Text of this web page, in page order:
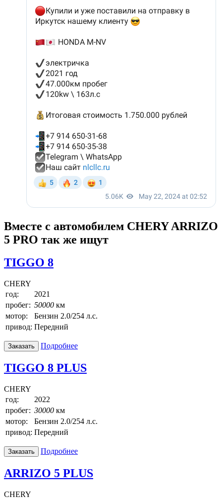
Вместе с автомобилем CHERY ARRIZO
5 PRO так же ищут
TIGGO 8
CHERY
год:
2021
пробег: 50000 км
мотор:
Бензин 2.0/254 л.с.
привод: Передний
Заказать Подробнее
TIGGO 8 PLUS
CHERY
год:
2022
пробег: 30000 км
мотор:
Бензин 2.0/254 л.с.
привод: Передний
Заказать Подробнее
ARRIZO 5 PLUS
CHERY